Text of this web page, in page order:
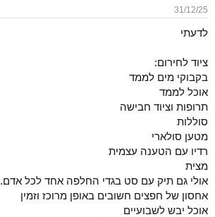
31/12/25
לדעתי
ציוד לחירום:
בקבוקי מים לממד
אוכל לממד
תרופות וציוד חבישה
סוללות
מטען סולארי
רדיו עם הטענה עצמית
מצית
אולי גם תיק עם סט בגדי החלפה אחד לכל אדם.
אחסון של חפצים חשובים באופן מרוכז וזמין
אוכל יבש לשבועיים